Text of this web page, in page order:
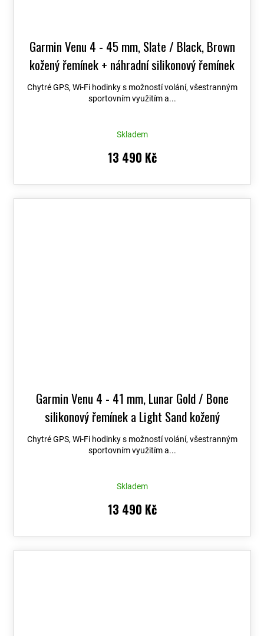
Garmin Venu 4 - 45 mm, Slate / Black, Brown
kožený řemínek + náhradní silikonový řemínek
010-03014-03
Chytré GPS, Wi-Fi hodinky s možností volání, všestranným
sportovním využitím a...
Skladem
13 490 Kč
Garmin Venu 4 - 41 mm, Lunar Gold / Bone
silikonový řemínek a Light Sand kožený
řemínek 010-03013-03
Chytré GPS, Wi-Fi hodinky s možností volání, všestranným
sportovním využitím a...
Skladem
13 490 Kč